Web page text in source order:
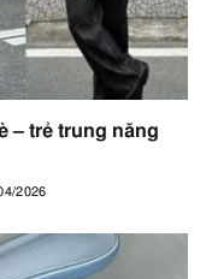
– trẻ trung năng
2026